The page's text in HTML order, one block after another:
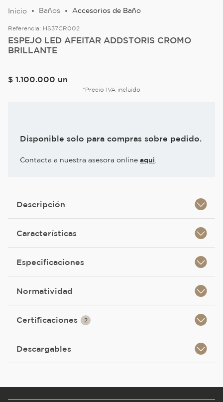
Baños Accesorios de Baño
Referencia: HS37CR002
ESPEJO LED AFEITAR ADDSTORIS CROMO
BRILLANTE
$ 1.100.000 un
*Precio IVA incluido
Disponible solo para compras sobre pedido.
Contacta a nuestra asesora online aqui
Descripción
Características
Especificaciones
Normatividad
Certificaciones 2
Descargables